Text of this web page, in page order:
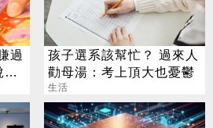
過
孩子選系該幫忙？ 過來人
勸母湯：考上頂大也憂鬱
生活